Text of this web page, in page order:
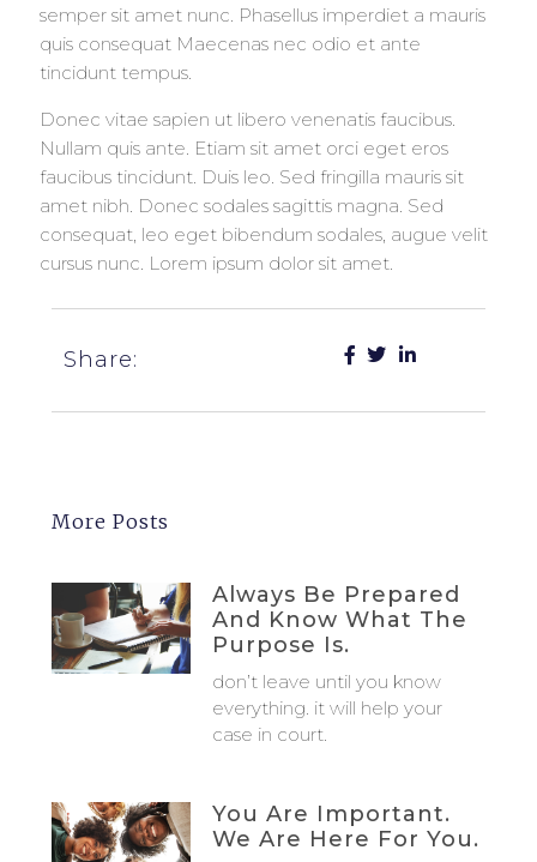
semper sit amet nunc. Phasellus imperdiet a mauris
quis consequat Maecenas nec odio et ante
tincidunt tempus.
Donec vitae sapien ut libero venenatis faucibus.
Nullam quis ante. Etiam sit amet orci eget eros
faucibus tincidunt. Duis leo. Sed fringilla mauris sit
amet nibh. Donec sodales sagittis magna. Sed
consequat, leo eget bibendum sodales, augue velit
cursus nunc. Lorem ipsum dolor sit amet.
Share:
More Posts
Always Be Prepared
And Know What The
Purpose Is.
don’t leave until you know
everything. it will help your
case in court.
You Are Important.
We Are Here For You.